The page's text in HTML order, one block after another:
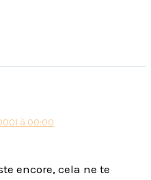
à 00:00
encore, cela ne te